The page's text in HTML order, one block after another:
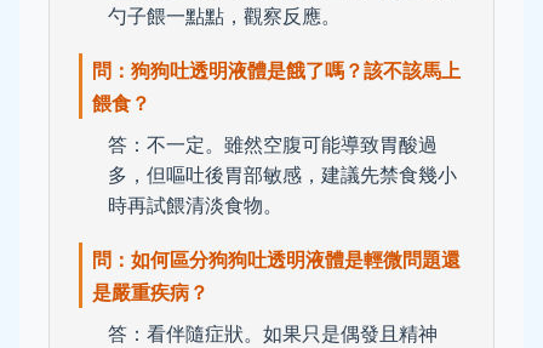
勺子餵一點點，觀察反應。
問：狗狗吐透明液體是餓了嗎？該不該馬上
餵食？
答：不一定。雖然空腹可能導致胃酸過
多，但嘔吐後胃部敏感，建議先禁食幾小
時再試餵清淡食物。
問：如何區分狗狗吐透明液體是輕微問題還
是嚴重疾病？
答：看伴隨症狀。如果只是偶發且精神